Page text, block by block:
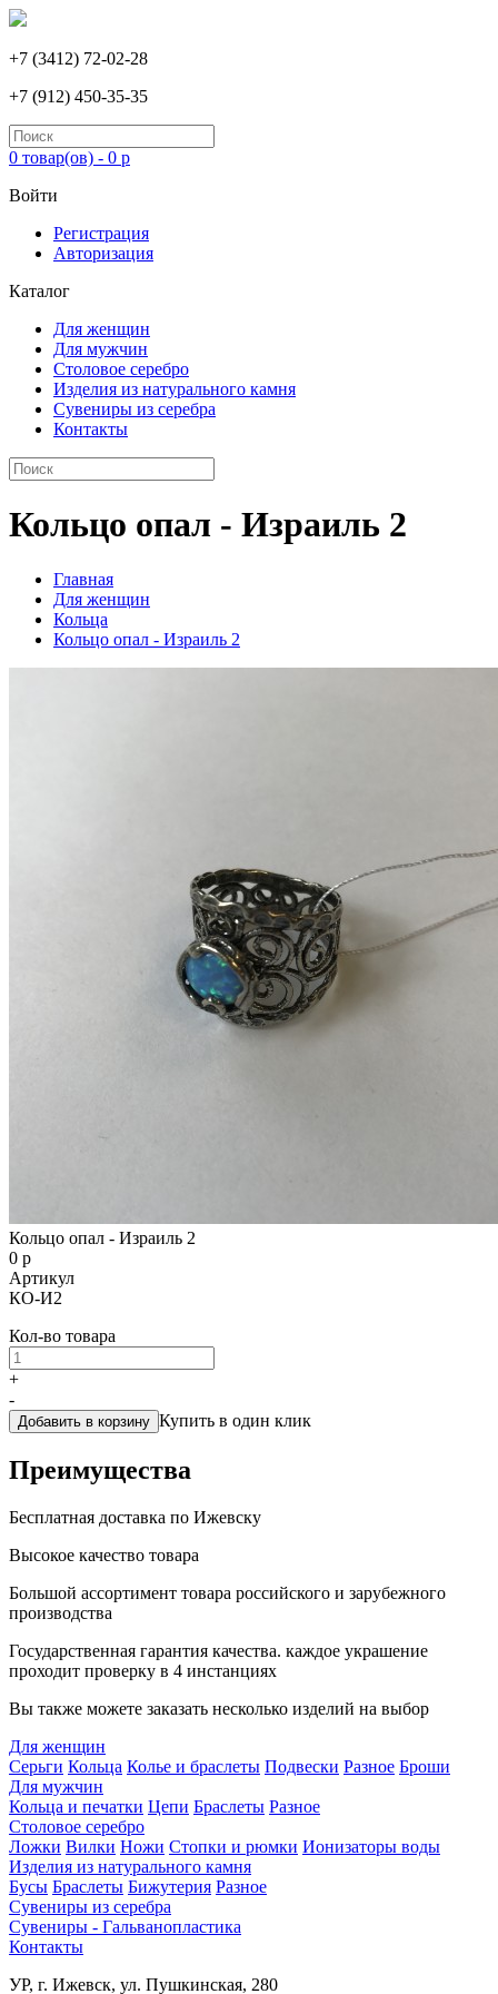
+7 (3412) 72-02-28
+7 (912) 450-35-35
0 товар(ов) - 0 р
Войти
Регистрация
Авторизация
Каталог
Для женщин
Для мужчин
Столовое серебро
Изделия из натурального камня
Сувениры из серебра
Контакты
Кольцо опал - Израиль 2
Главная
Для женщин
Кольца
Кольцо опал - Израиль 2
Кольцо опал - Израиль 2
0 р
Артикул
КО-И2
Кол-во товара
+
-
Добавить в корзину Купить в один клик
Преимущества
Бесплатная доставка по Ижевску
Высокое качество товара
Большой ассортимент товара российского и зарубежного
производства
Государственная гарантия качества. каждое украшение
проходит проверку в 4 инстанциях
Вы также можете заказать несколько изделий на выбор
Для женщин
Серьги Кольца Колье и браслеты Подвески Разное Броши
Для мужчин
Кольца и печатки Цепи Браслеты Разное
Столовое серебро
Ложки Вилки Ножи Стопки и рюмки Ионизаторы воды
Изделия из натурального камня
Бусы Браслеты Бижутерия Разное
Сувениры из серебра
Сувениры - Гальванопластика
Контакты
УР, г. Ижевск, ул. Пушкинская, 280